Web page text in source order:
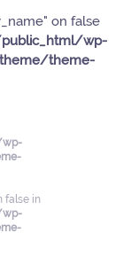
on false
wp-
theme-
wp-
false in
wp-